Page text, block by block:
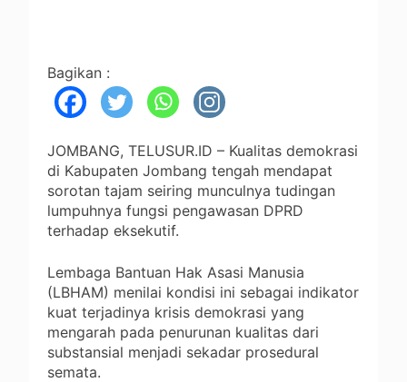
Bagikan :
JOMBANG, TELUSUR.ID – Kualitas demokrasi
di Kabupaten Jombang tengah mendapat
sorotan tajam seiring munculnya tudingan
lumpuhnya fungsi pengawasan DPRD
terhadap eksekutif.
Lembaga Bantuan Hak Asasi Manusia
(LBHAM) menilai kondisi ini sebagai indikator
kuat terjadinya krisis demokrasi yang
mengarah pada penurunan kualitas dari
substansial menjadi sekadar prosedural
semata.